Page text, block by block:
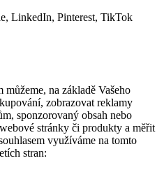
LinkedIn, Pinterest, TikTok
na základě Vašeho
zobrazovat reklamy
sponzorovaný obsah nebo
stránky či produkty a měřit
využíváme na tomto
stran: